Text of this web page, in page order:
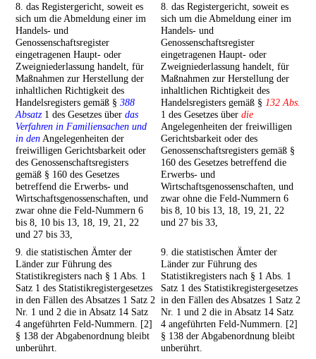
8. das Registergericht, soweit es
sich um die Abmeldung einer im
Handels- und
Genossenschaftsregister
eingetragenen Haupt- oder
Zweigniederlassung handelt, für
Maßnahmen zur Herstellung der
inhaltlichen Richtigkeit des
Handelsregisters gemäß § 388
Absatz1 des Gesetzes über das
Verfahren in Familiensachen und
in denAngelegenheiten der
freiwilligen Gerichtsbarkeit oder
des Genossenschaftsregisters
gemäß § 160 des Gesetzes
betreffend die Erwerbs- und
Wirtschaftsgenossenschaften, und
zwar ohne die Feld-Nummern 6
bis 8, 10 bis 13, 18, 19, 21, 22
und 27 bis 33,
8. das Registergericht, soweit es
sich um die Abmeldung einer im
Handels- und
Genossenschaftsregister
eingetragenen Haupt- oder
Zweigniederlassung handelt, für
Maßnahmen zur Herstellung der
inhaltlichen Richtigkeit des
Handelsregisters gemäß § 132 Abs.
1 des Gesetzes über die
Angelegenheiten der freiwilligen
Gerichtsbarkeit oder des
Genossenschaftsregisters gemäß §
160 des Gesetzes betreffend die
Erwerbs- und
Wirtschaftsgenossenschaften, und
zwar ohne die Feld-Nummern 6
bis 8, 10 bis 13, 18, 19, 21, 22
und 27 bis 33,
9. die statistischen Ämter der
Länder zur Führung des
Statistikregisters nach § 1 Abs. 1
Satz 1 des Statistikregistergesetzes
in den Fällen des Absatzes 1 Satz 2
Nr. 1 und 2 die in Absatz 14 Satz
4 angeführten Feld-Nummern. [2]
§ 138 der Abgabenordnung bleibt
unberührt.
9. die statistischen Ämter der
Länder zur Führung des
Statistikregisters nach § 1 Abs. 1
Satz 1 des Statistikregistergesetzes
in den Fällen des Absatzes 1 Satz 2
Nr. 1 und 2 die in Absatz 14 Satz
4 angeführten Feld-Nummern. [2]
§ 138 der Abgabenordnung bleibt
unberührt.